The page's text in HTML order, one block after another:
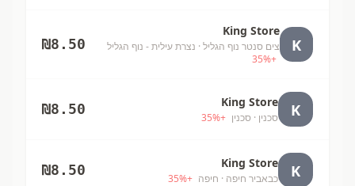
K
King Store
צים סנטר נוף הגליל · נצרת עילית - נוף הגליל
+
35%
₪8.50
K
King Store
סכנין · סכנין +
35%
₪8.50
K
King Store
כבאביר חיפה · חיפה +
35%
₪8.50